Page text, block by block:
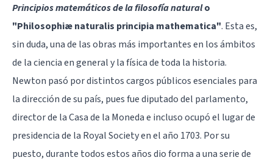
Principios matemáticos de la filosofía naturalo
"Philosophiæ naturalis principia mathematica". Esta es,
sin duda, una de las obras más importantes en los ámbitos
de la ciencia en general y la física de toda la historia.
Newton pasó por distintos cargos públicos esenciales para
la dirección de su país, pues fue diputado del parlamento,
director de la Casa de la Moneda e incluso ocupó el lugar de
presidencia de la Royal Society en el año 1703. Por su
puesto, durante todos estos años dio forma a una serie de